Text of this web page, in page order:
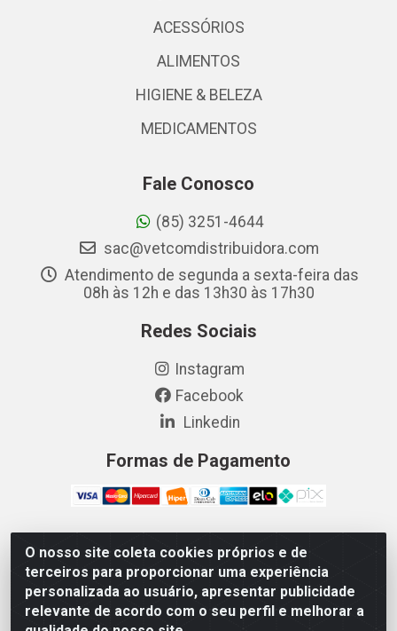
O nosso site coleta cookies próprios e de
terceiros para proporcionar uma experiência
personalizada ao usuário, apresentar publicidade
relevante de acordo com o seu perfil e melhorar a
ACESSÓRIOS
ALIMENTOS
HIGIENE & BELEZA
MEDICAMENTOS
Fale Conosco
(85) 3251-4644
sac@vetcomdistribuidora.com
Atendimento de segunda a sexta-feira das
08h às 12h e das 13h30 às 17h30
Redes Sociais
Instagram
Facebook
Linkedin
Formas de Pagamento
Vetcom Distribuidora de Rações LTDA - Rua Maximiano
Barreto, 1040 - Barroso, Fortaleza/CE - CEP 60.863-260
- CNPJ 26.133.872/0001-11